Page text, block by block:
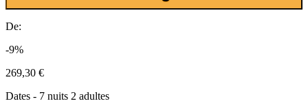
De:
-9%
269,30 €
Dates - 7 nuits 2 adultes